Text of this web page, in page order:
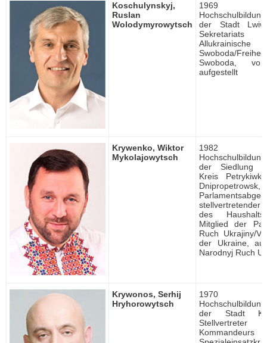
Koschulynskyj,
Ruslan
Wolodymyrowytsch
1969
der Stadt
Sekretariats
Allukrainische
Swoboda/
Swoboda,
aufgestellt
Krywenko, Wiktor
Mykolajowytsch
1982
der Siedlung
Kreis
Dnipropetrowsk,
stellvertretender
des
Mitglied der
Ruch Ukrajiny/
der Ukraine,
Narodnyj Ruch
Krywonos, Serhij
Hryhorowytsch
1970
der Stadt